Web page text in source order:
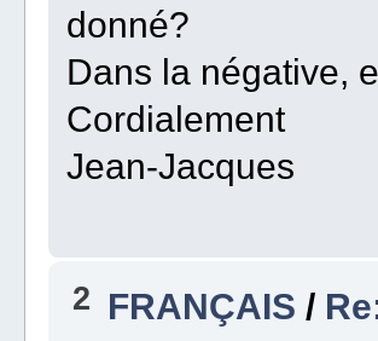
donné?
Dans la négative,
Cordialement
Jean-Jacques
2 FRANÇAIS /